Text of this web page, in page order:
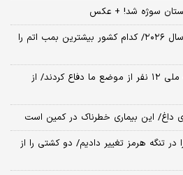
سوژه شد! + عکس
تعداد بمب‌های اتمی جهان در سال ۲۰۲۶/ کدام کشور بیشترین بمب اتم را
پزشکیان: در شورای عالی امنیت ملی ۱۲ نفر از موضع ما دفاع کردند/ از
داغ/ این بیماری خطرناک در کمین است
مسیر ۵۱ کشتی را در تنگه هرمز تغییر دادیم/ دو کشتی را از